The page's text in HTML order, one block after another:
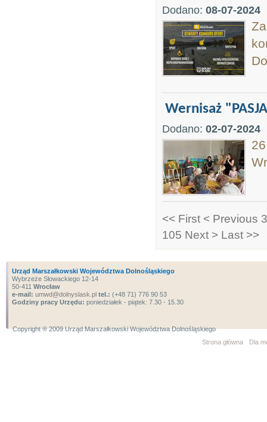
Dodano: 08-07-2024
Wernisaż
Dodano: 02-07-2024
<< First < Previous
105 Next > Last >>
Urząd Marszałkowski Województwa Dolnośląskiego
Wybrzeże Słowackiego 12-14
50-411 Wrocław
e-mail: umwd@dolnyslask.pl tel.: (+48 71) 776 90 53
Godziny pracy Urzędu: poniedziałek - piątek: 7.30 - 15.30
Copyright ® 2009 Urząd Marszałkowski Województwa Dolnośląskiego
Strona główna
Dla